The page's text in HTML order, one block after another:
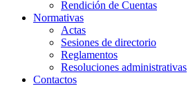
Rendición de Cuentas
Normativas
Actas
Sesiones de directorio
Reglamentos
Resoluciones administrativas
Contactos